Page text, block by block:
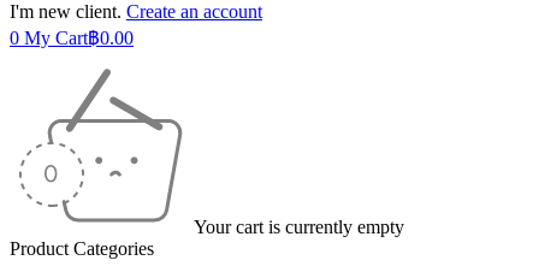
I'm new client. Create an account
0 My Cart฿0.00
Your cart is currently empty
Product Categories